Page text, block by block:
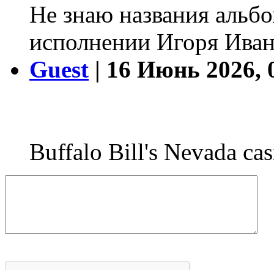
Не знаю названия
исполнении Игоря
Guest | 16 Июнь 2026,
Buffalo Bill's Nevada